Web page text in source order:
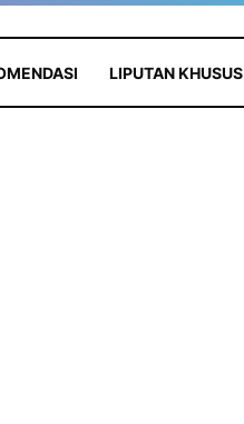
LIPUTAN KHUSUS